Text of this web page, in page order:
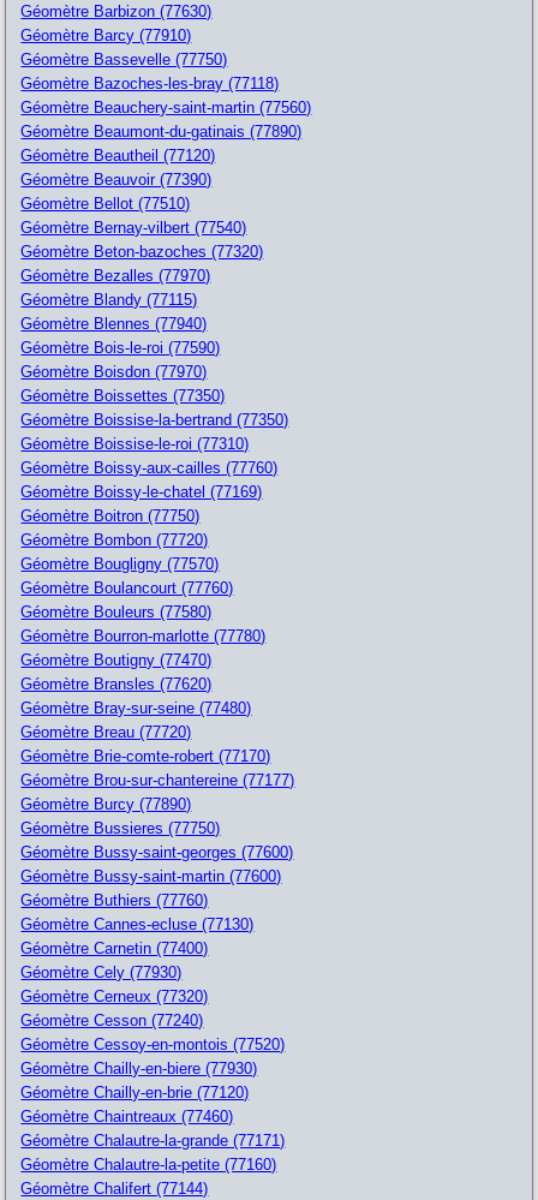
Géomètre Barbizon (77630)
Géomètre Barcy (77910)
Géomètre Bassevelle (77750)
Géomètre Bazoches-les-bray (77118)
Géomètre Beauchery-saint-martin (77560)
Géomètre Beaumont-du-gatinais (77890)
Géomètre Beautheil (77120)
Géomètre Beauvoir (77390)
Géomètre Bellot (77510)
Géomètre Bernay-vilbert (77540)
Géomètre Beton-bazoches (77320)
Géomètre Bezalles (77970)
Géomètre Blandy (77115)
Géomètre Blennes (77940)
Géomètre Bois-le-roi (77590)
Géomètre Boisdon (77970)
Géomètre Boissettes (77350)
Géomètre Boissise-la-bertrand (77350)
Géomètre Boissise-le-roi (77310)
Géomètre Boissy-aux-cailles (77760)
Géomètre Boissy-le-chatel (77169)
Géomètre Boitron (77750)
Géomètre Bombon (77720)
Géomètre Bougligny (77570)
Géomètre Boulancourt (77760)
Géomètre Bouleurs (77580)
Géomètre Bourron-marlotte (77780)
Géomètre Boutigny (77470)
Géomètre Bransles (77620)
Géomètre Bray-sur-seine (77480)
Géomètre Breau (77720)
Géomètre Brie-comte-robert (77170)
Géomètre Brou-sur-chantereine (77177)
Géomètre Burcy (77890)
Géomètre Bussieres (77750)
Géomètre Bussy-saint-georges (77600)
Géomètre Bussy-saint-martin (77600)
Géomètre Buthiers (77760)
Géomètre Cannes-ecluse (77130)
Géomètre Carnetin (77400)
Géomètre Cely (77930)
Géomètre Cerneux (77320)
Géomètre Cesson (77240)
Géomètre Cessoy-en-montois (77520)
Géomètre Chailly-en-biere (77930)
Géomètre Chailly-en-brie (77120)
Géomètre Chaintreaux (77460)
Géomètre Chalautre-la-grande (77171)
Géomètre Chalautre-la-petite (77160)
Géomètre Chalifert (77144)